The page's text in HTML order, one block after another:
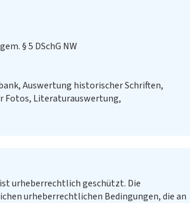
§ 5 DSchG NW
Auswertung historischer Schriften,
Fotos, Literaturauswertung,
urheberrechtlich geschützt. Die
urheberrechtlichen Bedingungen, die an